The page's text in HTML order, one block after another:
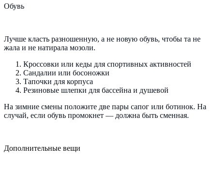
Обувь
Лучше класть разношенную, а не новую обувь, чтобы та не
жала и не натирала мозоли.
Кроссовки или кеды для спортивных активностей
Сандалии или босоножки
Тапочки для корпуса
Резиновые шлепки для бассейна и душевой
На зимние смены положите две пары сапог или ботинок. На
случай, если обувь промокнет — должна быть сменная.
Дополнительные вещи